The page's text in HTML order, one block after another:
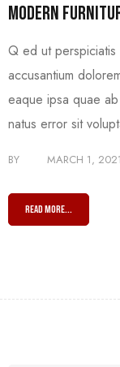
Modern
Q ed ut perspiciatis
accusantium
eaque ipsa quae
natus error sit
BY MARCH 1, 2021
READ MORE...